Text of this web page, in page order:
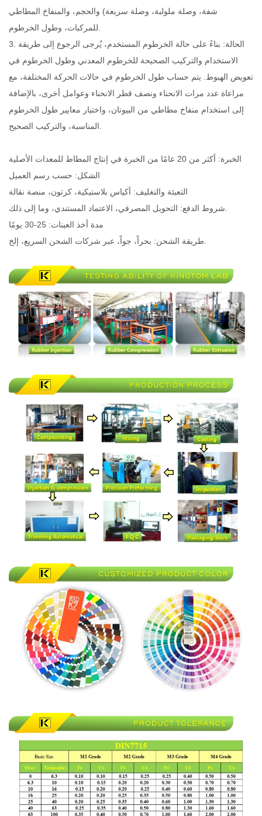
شفة، وصلة ملولبة، وصلة سريعة) والحجم، والمنفاخ المطاطي
3. الحالة: بناءً على حالة الخرطوم المستخدم، يُرجى الرجوع إلى طريقة
الاستخدام والتركيب الصحيحة للخرطوم المعدني وطول الخرطوم في
تعويض الهبوط. يتم حساب طول الخرطوم في حالات الحركة المختلفة، مع
مراعاة عدد مرات الانحناء ونصف قطر الانحناء وعوامل أخرى، بالإضافة
إلى استخدام منفاخ مطاطي من البيوتان، واختيار معايير طول الخرطوم
الخبرة: أكثر من 20 عامًا من الخبرة في إنتاج المطاط للمعدات الأصلية
الشكل: حسب رسم العميل
التعبئة والتغليف: أكياس بلاستيكية، كرتون، منصة نقالة
مدة أخذ العينات: 25-30 يومًا